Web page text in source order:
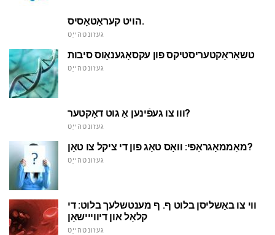
הויט קעראַטאָסיס.
געזונטהייַט
טשאַראַקטעריסטיקס פון עקסאָגענאָוס סיבות
געזונטהייַט
ווו צו געפֿינען אַ גוט דאָקטער?
געזונטהייַט
מאַממאָגראַפי: וואָס טאָג פון די ציקל צו טאָן?
געזונטהייַט
ווי צו באַשליסן בלוט ף. ף מענטשלעך בלוט: די
קלאַל און דיווייישאַן
געזונטהייַט